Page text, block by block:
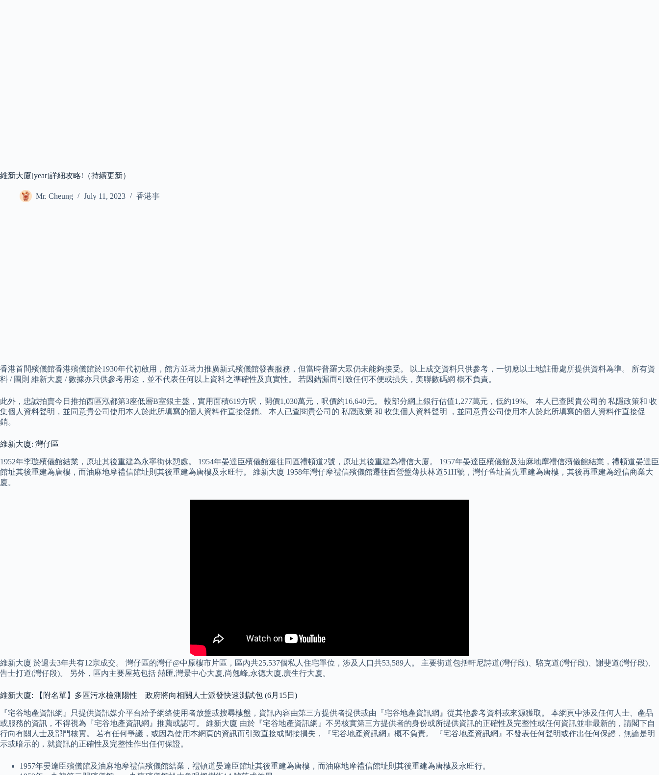
維新大廈[year]詳細攻略!（持續更新）
Mr. Cheung July 11, 2023 香港事
香港首間殯儀館香港殯儀館於1930年代初啟用，館方並著力推廣新式殯儀館發喪服務，但當時普羅大眾仍未能夠接受。 以上成交資料只供參考，一切應以土地註冊處所提供資料為準。 所有資
料 / 圖則 維新大廈 / 數據亦只供參考用途，並不代表任何以上資料之準確性及真實性。 若因錯漏而引致任何不便或損失，美聯數碼網 概不負責。
此外，忠誠拍賣今日推拍西區泓都第3座低層B室銀主盤，實用面積619方呎，開價1,030萬元，呎價約16,640元。 較部分網上銀行估值1,277萬元，低約19%。 本人已查閱貴公司的 私隱政策和 收
集個人資料聲明，並同意貴公司使用本人於此所填寫的個人資料作直接促銷。 本人已查閱貴公司的 私隱政策 和 收集個人資料聲明 ，並同意貴公司使用本人於此所填寫的個人資料作直接促
銷。
維新大廈: 灣仔區
1952年李璇殯儀館結業，原址其後重建為永寧街休憩處。 1954年晏達臣殯儀館遷往同區禮頓道2號，原址其後重建為禮信大廈。 1957年晏達臣殯儀館及油麻地摩禮信殯儀館結業，禮頓道晏達臣
館址其後重建為唐樓，而油麻地摩禮信館址則其後重建為唐樓及永旺行。 維新大廈 1958年灣仔摩禮信殯儀館遷往西營盤薄扶林道51H號，灣仔舊址首先重建為唐樓，其後再重建為經信商業大
廈。
維新大廈 於過去3年共有12宗成交。 灣仔區的灣仔@中原樓市片區，區內共25,537個私人住宅單位，涉及人口共53,589人。 主要街道包括軒尼詩道(灣仔段)、駱克道(灣仔段)、謝斐道(灣仔段)、
告士打道(灣仔段)。 另外，區內主要屋苑包括 囍匯,灣景中心大廈,尚翹峰,永德大廈,廣生行大廈。
維新大廈: 【附名單】多區污水檢測陽性 政府將向相關人士派發快速測試包 (6月15日)
『宅谷地產資訊網』只提供資訊媒介平台給予網絡使用者放盤或搜尋樓盤，資訊內容由第三方提供者提供或由『宅谷地產資訊網』從其他參考資料或來源獲取。 本網頁中涉及任何人士、產品
或服務的資訊，不得視為『宅谷地產資訊網』推薦或認可。 維新大廈 由於『宅谷地產資訊網』不另核實第三方提供者的身份或所提供資訊的正確性及完整性或任何資訊並非最新的，請閣下自
行向有關人士及部門核實。 若有任何爭議，或因為使用本網頁的資訊而引致直接或間接損失，『宅谷地產資訊網』概不負責。 『宅谷地產資訊網』不發表任何聲明或作出任何保證，無論是明
示或暗示的，就資訊的正確性及完整性作出任何保證。
1957年晏達臣殯儀館及油麻地摩禮信殯儀館結業，禮頓道晏達臣館址其後重建為唐樓，而油麻地摩禮信館址則其後重建為唐樓及永旺行。